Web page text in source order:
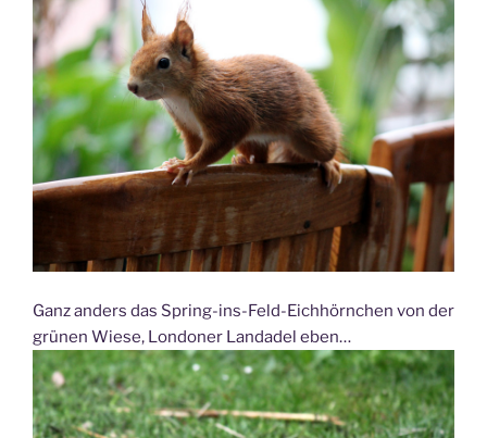
Ganz anders das Spring-ins-Feld-Eichhörnchen von der
grünen Wiese, Londoner Landadel eben…